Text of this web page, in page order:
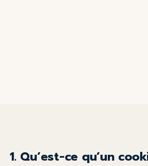
1. Qu’est-ce qu’un